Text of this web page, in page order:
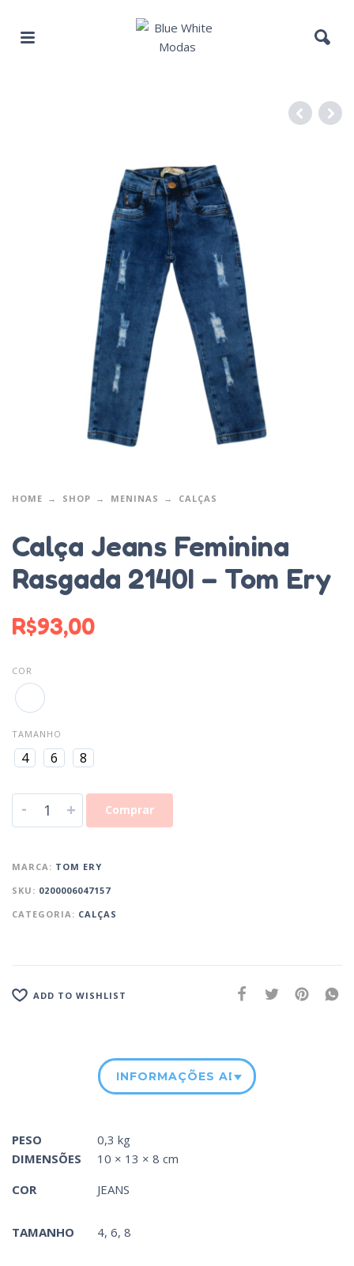
HOME SHOP MENINAS CALÇAS
Calça Jeans Feminina
Rasgada 2140I – Tom Ery
R$93,00
COR
TAMANHO
4 6 8
- + Comprar
MARCA: TOM ERY
SKU: 0200006047157
CATEGORIA: CALÇAS
ADD TO WISHLIST
INFORMAÇÕES ADICIONAIS
PESO
0,3 kg
DIMENSÕES
10 × 13 × 8 cm
COR
JEANS
TAMANHO 4, 6, 8